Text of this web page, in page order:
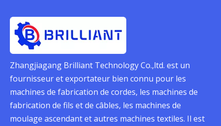
Zhangjiagang Brilliant Technology Co.,ltd. est un
fournisseur et exportateur bien connu pour les
machines de fabrication de cordes, les machines de
fabrication de fils et de câbles, les machines de
moulage ascendant et autres machines textiles. Il est